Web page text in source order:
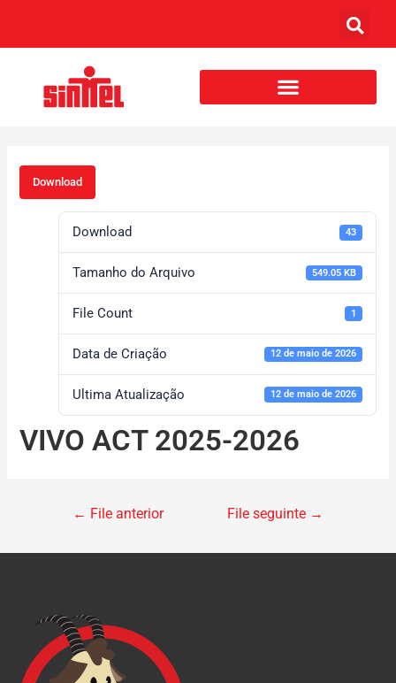
Download
Download 43
Tamanho do Arquivo 549.05 KB
File Count 1
Data de Criação 12 de maio de 2026
Ultima Atualização 12 de maio de 2026
VIVO ACT 2025-2026
← File anterior File seguinte →